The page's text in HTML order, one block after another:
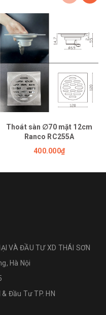
Thoát sàn ∅70 mặt 12cm
Ranco RC255A
400.000₫
VÀ ĐẦU TƯ XD THÁI SƠN
Hà Nội
Đầu Tư TP. HN